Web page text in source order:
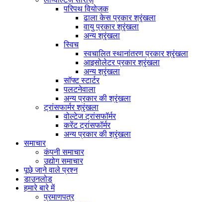
परिपथ वियोजक
ढाला केस प्रकार श्रृंखला
वायु प्रकार श्रृंखला
अन्य श्रृंखला
स्विच
स्वचालित स्थानांतरण प्रकार श्रृंखला
आइसोलेटर प्रकार श्रृंखला
अन्य श्रृंखला
सॉफ्ट स्टार्टर
पलटनेवाला
अन्य प्रकार की श्रृंखला
ट्रांसफार्मर श्रृंखला
वोल्टेज ट्रांसफॉर्मर
करेंट ट्रांसफॉर्मर
अन्य प्रकार की श्रृंखला
समाचार
कंपनी समाचार
उद्योग समाचार
पूछे जाने वाले प्रश्न
डाउनलोड
हमारे बारे में
प्रमाणपत्र